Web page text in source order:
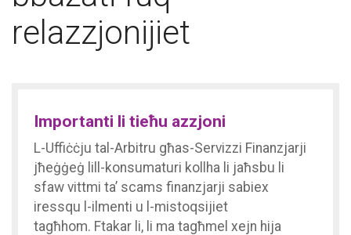
relazzjonijiet
Importanti li tieħu azzjoni
L-Uffiċċju tal-Arbitru għas-Servizzi Finanzjarji
jħeġġeġ lill-konsumaturi kollha li jaħsbu li
sfaw vittmi ta’ scams finanzjarji sabiex
iressqu l-ilmenti u l-mistoqsijiet
tagħhom. Ftakar li, li ma tagħmel xejn hija